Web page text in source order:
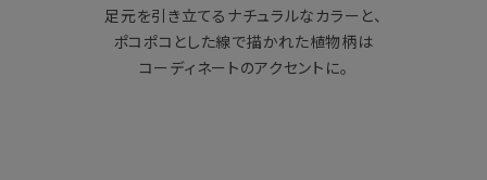
足元を引き立てるナチュラルなカラーと、
ポコポコとした線で描かれた植物柄は
コーディネートのアクセントに。